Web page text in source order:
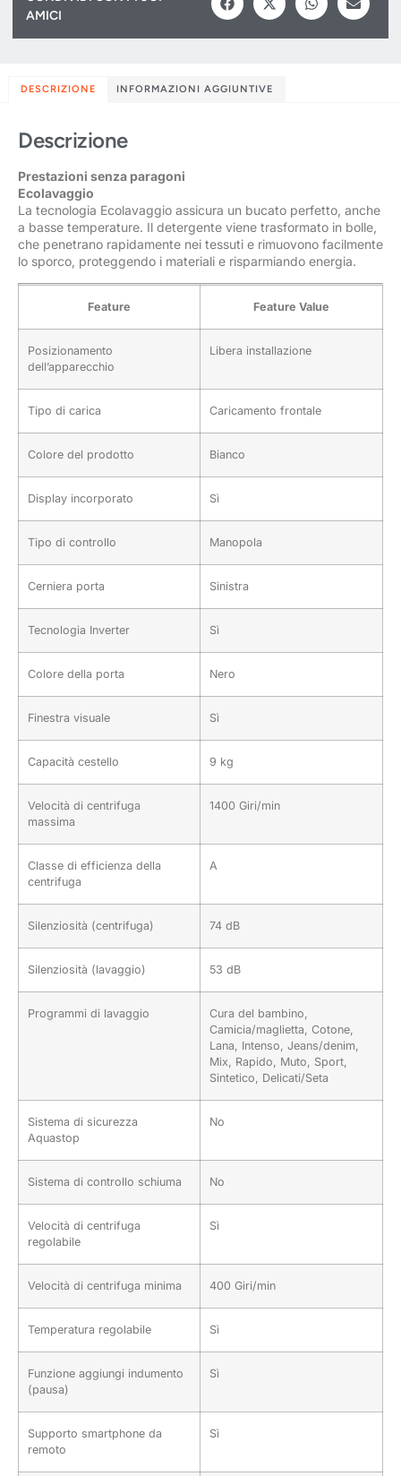
AMICI
DESCRIZIONE INFORMAZIONI AGGIUNTIVE
Descrizione
Prestazioni senza paragoni
Ecolavaggio
La tecnologia Ecolavaggio assicura un bucato perfetto, anche
a basse temperature. Il detergente viene trasformato in bolle,
che penetrano rapidamente nei tessuti e rimuovono facilmente
lo sporco, proteggendo i materiali e risparmiando energia.
Feature Feature Value
Posizionamento
dell’apparecchio
Libera installazione
Tipo di carica Caricamento frontale
Colore del prodotto Bianco
Display incorporato Sì
Tipo di controllo Manopola
Cerniera porta Sinistra
Tecnologia Inverter Sì
Colore della porta Nero
Finestra visuale Sì
Capacità cestello 9 kg
Velocità di centrifuga
massima
1400 Giri/min
Classe di efficienza della
centrifuga
A
Silenziosità (centrifuga) 74 dB
Silenziosità (lavaggio) 53 dB
Programmi di lavaggio
Cura del bambino,
Camicia/maglietta, Cotone,
Lana, Intenso, Jeans/denim,
Mix, Rapido, Muto, Sport,
Sintetico, Delicati/Seta
Sistema di sicurezza
Aquastop
No
Sistema di controllo schiuma No
Velocità di centrifuga
regolabile
Sì
Velocità di centrifuga minima 400 Giri/min
Temperatura regolabile Sì
Funzione aggiungi indumento
(pausa)
Sì
Supporto smartphone da
remoto
Sì